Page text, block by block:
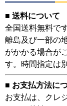
■ 送料について
全国送料無料で
離島及び一部の
がかかる場合が
す。時間指定は
■ お支払方法に
お支払は、クレ